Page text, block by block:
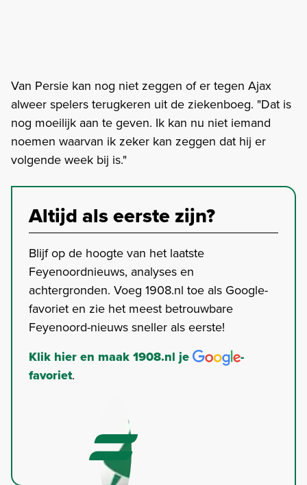
Van Persie kan nog niet zeggen of er tegen Ajax
alweer spelers terugkeren uit de ziekenboeg. "Dat is
nog moeilijk aan te geven. Ik kan nu niet iemand
noemen waarvan ik zeker kan zeggen dat hij er
volgende week bij is."
Altijd als eerste zijn?
Blijf op de hoogte van het laatste
Feyenoordnieuws, analyses en
achtergronden. Voeg 1908.nl toe als Google-
favoriet en zie het meest betrouwbare
Feyenoord-nieuws sneller als eerste!
Klik hier en maak 1908.nl je
-
favoriet.